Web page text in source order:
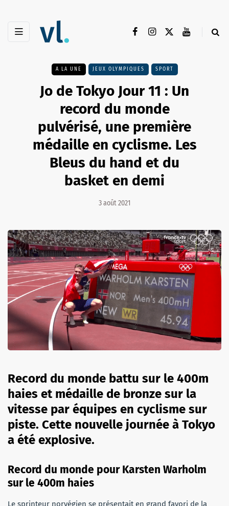
A LA UNE JEUX OLYMPIQUES SPORT
Jo de Tokyo Jour 11 : Un
record du monde
pulvérisé, une première
médaille en cyclisme. Les
Bleus du hand et du
basket en demi
3 août 2021
Record du monde battu sur le 400m
haies et médaille de bronze sur la
vitesse par équipes en cyclisme sur
piste. Cette nouvelle journée à Tokyo
a été explosive.
Record du monde pour Karsten Warholm
sur le 400m haies
Le sprinteur norvégien se présentait en grand favori de la